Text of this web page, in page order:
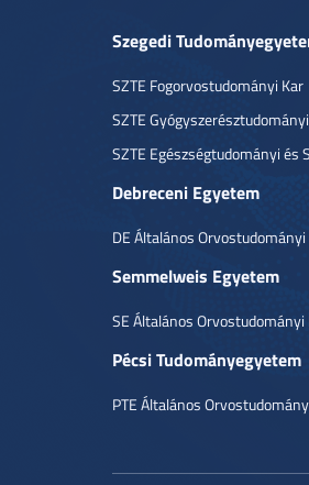
Szegedi
SZTE Fogorvostudományi Kar
SZTE
SZTE Egészségtudományi és
Debreceni Egyetem
DE Általános Orvostudományi
Semmelweis Egyetem
SE Általános Orvostudományi
Pécsi Tudományegyetem
PTE Általános